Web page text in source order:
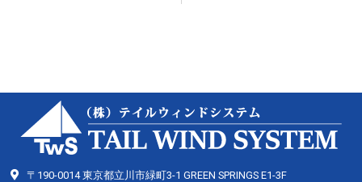
〒190-0014 東京都立川市緑町3-1 GREEN SPRINGS E1-3F